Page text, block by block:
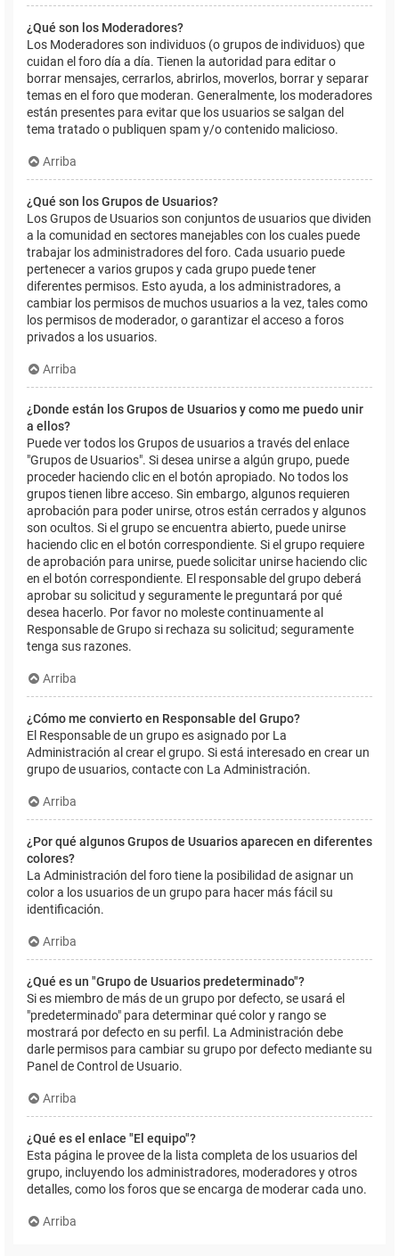
¿Qué son los Moderadores?
Los Moderadores son individuos (o grupos de individuos) que
cuidan el foro día a día. Tienen la autoridad para editar o
borrar mensajes, cerrarlos, abrirlos, moverlos, borrar y separar
temas en el foro que moderan. Generalmente, los moderadores
están presentes para evitar que los usuarios se salgan del
tema tratado o publiquen spam y/o contenido malicioso.
Arriba
¿Qué son los Grupos de Usuarios?
Los Grupos de Usuarios son conjuntos de usuarios que dividen
a la comunidad en sectores manejables con los cuales puede
trabajar los administradores del foro. Cada usuario puede
pertenecer a varios grupos y cada grupo puede tener
diferentes permisos. Esto ayuda, a los administradores, a
cambiar los permisos de muchos usuarios a la vez, tales como
los permisos de moderador, o garantizar el acceso a foros
privados a los usuarios.
Arriba
¿Donde están los Grupos de Usuarios y como me puedo unir
a ellos?
Puede ver todos los Grupos de usuarios a través del enlace
"Grupos de Usuarios". Si desea unirse a algún grupo, puede
proceder haciendo clic en el botón apropiado. No todos los
grupos tienen libre acceso. Sin embargo, algunos requieren
aprobación para poder unirse, otros están cerrados y algunos
son ocultos. Si el grupo se encuentra abierto, puede unirse
haciendo clic en el botón correspondiente. Si el grupo requiere
de aprobación para unirse, puede solicitar unirse haciendo clic
en el botón correspondiente. El responsable del grupo deberá
aprobar su solicitud y seguramente le preguntará por qué
desea hacerlo. Por favor no moleste continuamente al
Responsable de Grupo si rechaza su solicitud; seguramente
tenga sus razones.
Arriba
¿Cómo me convierto en Responsable del Grupo?
El Responsable de un grupo es asignado por La
Administración al crear el grupo. Si está interesado en crear un
grupo de usuarios, contacte con La Administración.
Arriba
¿Por qué algunos Grupos de Usuarios aparecen en diferentes
colores?
La Administración del foro tiene la posibilidad de asignar un
color a los usuarios de un grupo para hacer más fácil su
identificación.
Arriba
¿Qué es un "Grupo de Usuarios predeterminado"?
Si es miembro de más de un grupo por defecto, se usará el
"predeterminado" para determinar qué color y rango se
mostrará por defecto en su perfil. La Administración debe
darle permisos para cambiar su grupo por defecto mediante su
Panel de Control de Usuario.
Arriba
¿Qué es el enlace "El equipo"?
Esta página le provee de la lista completa de los usuarios del
grupo, incluyendo los administradores, moderadores y otros
detalles, como los foros que se encarga de moderar cada uno.
Arriba